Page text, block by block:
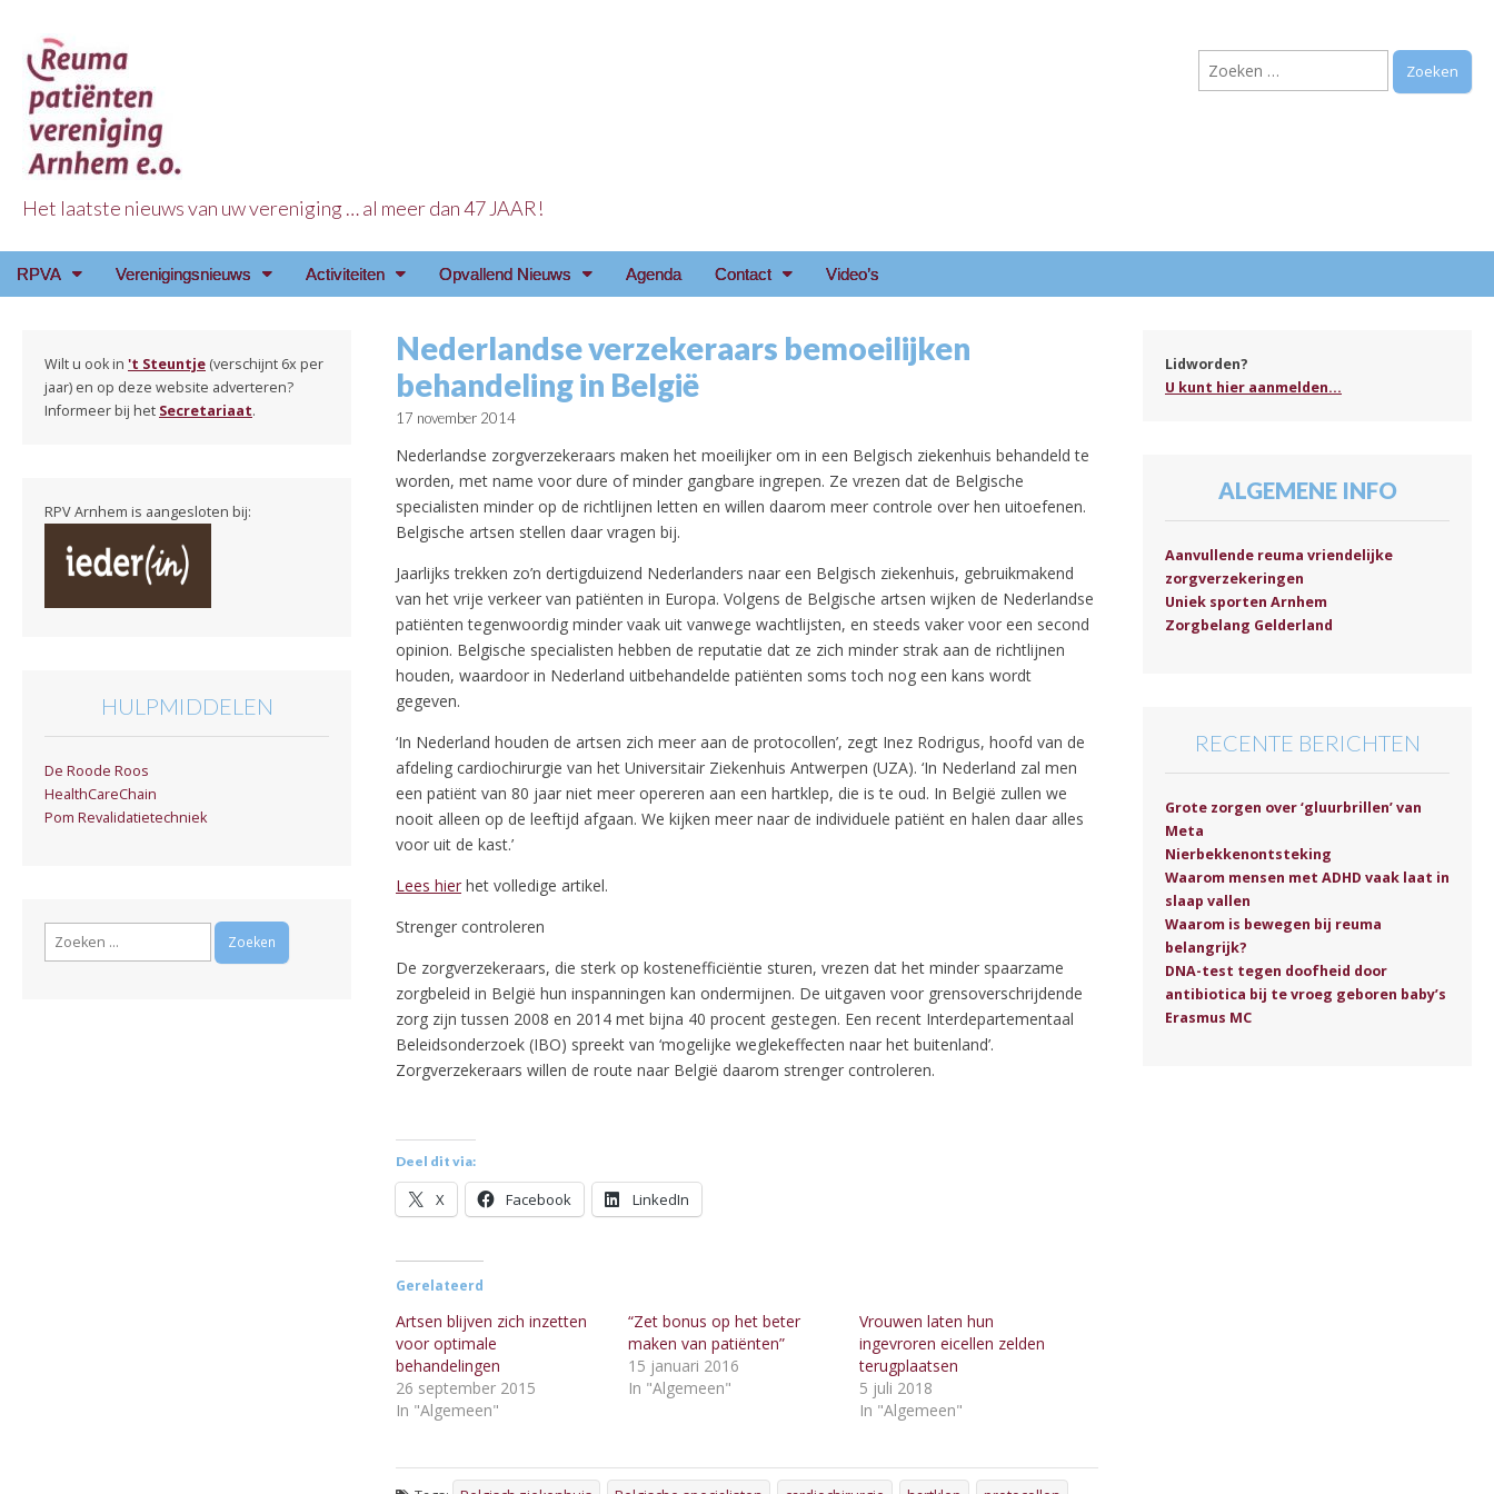
Reuma Patienten Vereniging Arnhem e.o.
Het laatste nieuws van uw vereniging … al meer dan 47 JAAR!
Zoeken
naar:
Main
Skip
RPVA Verenigingsnieuws Activiteiten Opvallend Nieuws Agenda Contact Video’s
Nederlandse verzekeraars bemoeilijken
behandeling in België
17 november 2014
Nederlandse zorgverzekeraars maken het moeilijker om in een Belgisch ziekenhuis behandeld te
worden, met name voor dure of minder gangbare ingrepen. Ze vrezen dat de Belgische
specialisten minder op de richtlijnen letten en willen daarom meer controle over hen uitoefenen.
Belgische artsen stellen daar vragen bij.
Jaarlijks trekken zo’n dertigduizend Nederlanders naar een Belgisch ziekenhuis, gebruikmakend
van het vrije verkeer van patiënten in Europa. Volgens de Belgische artsen wijken de Nederlandse
patiënten tegenwoordig minder vaak uit vanwege wachtlijsten, en steeds vaker voor een second
opinion. Belgische specialisten hebben de reputatie dat ze zich minder strak aan de richtlijnen
houden, waardoor in Nederland uitbehandelde patiënten soms toch nog een kans wordt
gegeven.
‘In Nederland houden de artsen zich meer aan de protocollen’, zegt Inez Rodrigus, hoofd van de
afdeling cardiochirurgie van het Universitair Ziekenhuis Antwerpen (UZA). ‘In Nederland zal men
een patiënt van 80 jaar niet meer opereren aan een hartklep, die is te oud. In België zullen we
nooit alleen op de leeftijd afgaan. We kijken meer naar de individuele patiënt en halen daar alles
voor uit de kast.’
Lees hier het volledige artikel.
Strenger controleren
De zorgverzekeraars, die sterk op kostenefficiëntie sturen, vrezen dat het minder spaarzame
zorgbeleid in België hun inspanningen kan ondermijnen. De uitgaven voor grensoverschrijdende
zorg zijn tussen 2008 en 2014 met bijna 40 procent gestegen. Een recent Interdepartementaal
Beleidsonderzoek (IBO) spreekt van ‘mogelijke weglekeffecten naar het buitenland’.
Zorgverzekeraars willen de route naar België daarom strenger controleren.
Deel dit via:
X Facebook LinkedIn
Gerelateerd
Artsen blijven zich inzetten
voor optimale
behandelingen
26 september 2015
In "Algemeen"
“Zet bonus op het beter
maken van patiënten”
15 januari 2016
In "Algemeen"
Vrouwen laten hun
ingevroren eicellen zelden
terugplaatsen
5 juli 2018
In "Algemeen"
Wilt u ook in 't Steuntje (verschijnt 6x per
jaar) en op deze website adverteren?
Informeer bij het Secretariaat.
RPV Arnhem is aangesloten bij:
HULPMIDDELEN
De Roode Roos
HealthCareChain
Pom Revalidatietechniek
Zoeken
Lidworden?
U kunt hier aanmelden...
ALGEMENE INFO
Aanvullende reuma vriendelijke
zorgverzekeringen
Uniek sporten Arnhem
Zorgbelang Gelderland
RECENTE BERICHTEN
Grote zorgen over ‘gluurbrillen’ van
Meta
Nierbekkenontsteking
Waarom mensen met ADHD vaak laat in
slaap vallen
Waarom is bewegen bij reuma
belangrijk?
DNA-test tegen doofheid door
antibiotica bij te vroeg geboren baby’s
Erasmus MC